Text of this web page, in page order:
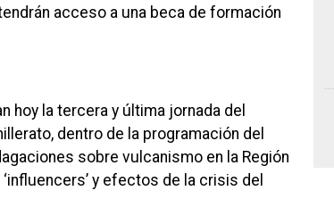
acceso a una beca de formación
hoy la tercera y última jornada del
dentro de la programación del
sobre vulcanismo en la Región
y efectos de la crisis del